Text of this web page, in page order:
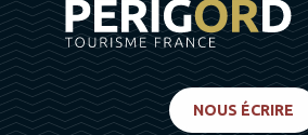
NOUS ÉCRIRE